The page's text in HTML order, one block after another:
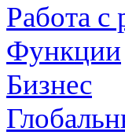
Работа с
Функции
Бизнес